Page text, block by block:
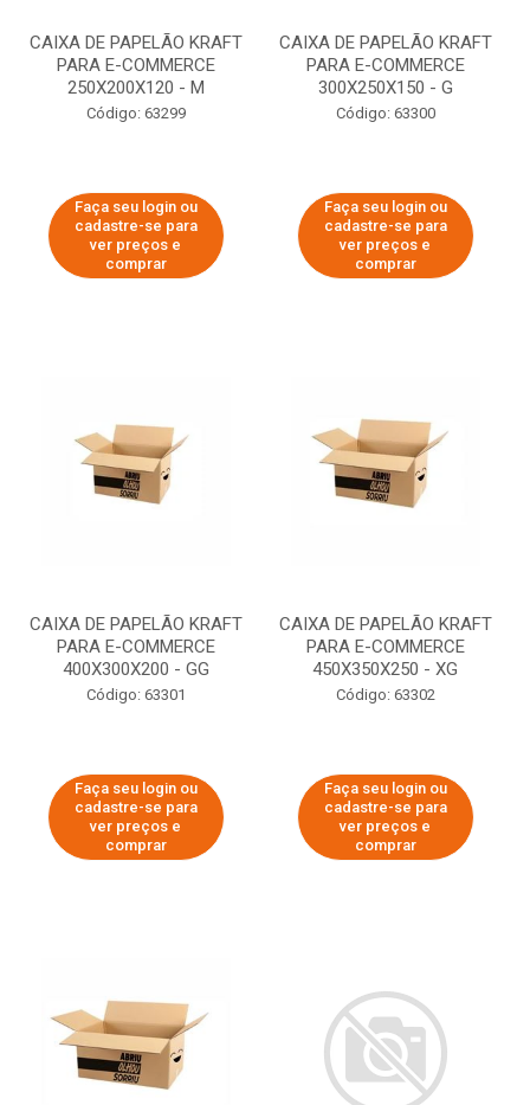
CAIXA DE PAPELÃO KRAFT
PARA E-COMMERCE
250X200X120 - M
Código: 63299
Faça seu login ou
cadastre-se para
ver preços e
comprar
CAIXA DE PAPELÃO KRAFT
PARA E-COMMERCE
300X250X150 - G
Código: 63300
Faça seu login ou
cadastre-se para
ver preços e
comprar
CAIXA DE PAPELÃO KRAFT
PARA E-COMMERCE
400X300X200 - GG
Código: 63301
Faça seu login ou
cadastre-se para
ver preços e
comprar
CAIXA DE PAPELÃO KRAFT
PARA E-COMMERCE
450X350X250 - XG
Código: 63302
Faça seu login ou
cadastre-se para
ver preços e
comprar